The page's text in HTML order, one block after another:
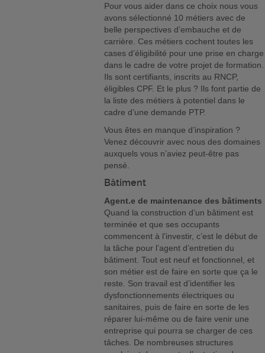
Pour vous aider dans ce choix nous vous
avons sélectionné 10 métiers avec de
belle perspectives d’embauche et de
carrière. Ces métiers cochent toutes les
cases d’éligibilité pour une prise en charge
dans le cadre de votre projet de formation.
Ils sont certifiants, inscrits au RNCP,
éligibles CPF. Et le plus ? Ils font partie de
la liste des métiers à potentiel dans le
cadre d’une demande PTP.
Vous êtes en manque d’inspiration ?
Venez découvrir avec nous des domaines
auxquels vous n’aviez peut-être pas
pensé.
Bâtiment
Agent.e de maintenance des bâtiments
Quand la construction d’un bâtiment est
terminée et que ses occupants
commencent à l’investir, c’est le début de
la tâche pour l’agent d’entretien du
bâtiment. Tout est neuf et fonctionnel, et
son métier est de faire en sorte que ça le
reste. Son travail est d’identifier les
dysfonctionnements électriques ou
sanitaires, puis de faire en sorte de les
réparer lui-même ou de faire venir une
entreprise qui pourra se charger de ces
tâches. De nombreuses structures